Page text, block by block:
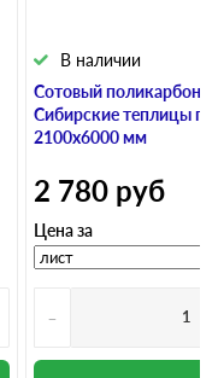
Сотовый
Сибирские теплицы
2100х6000 мм
В наличии
2 780 руб
Цена за
-